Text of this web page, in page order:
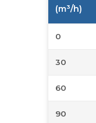
(m³/h)
0
30
60
90